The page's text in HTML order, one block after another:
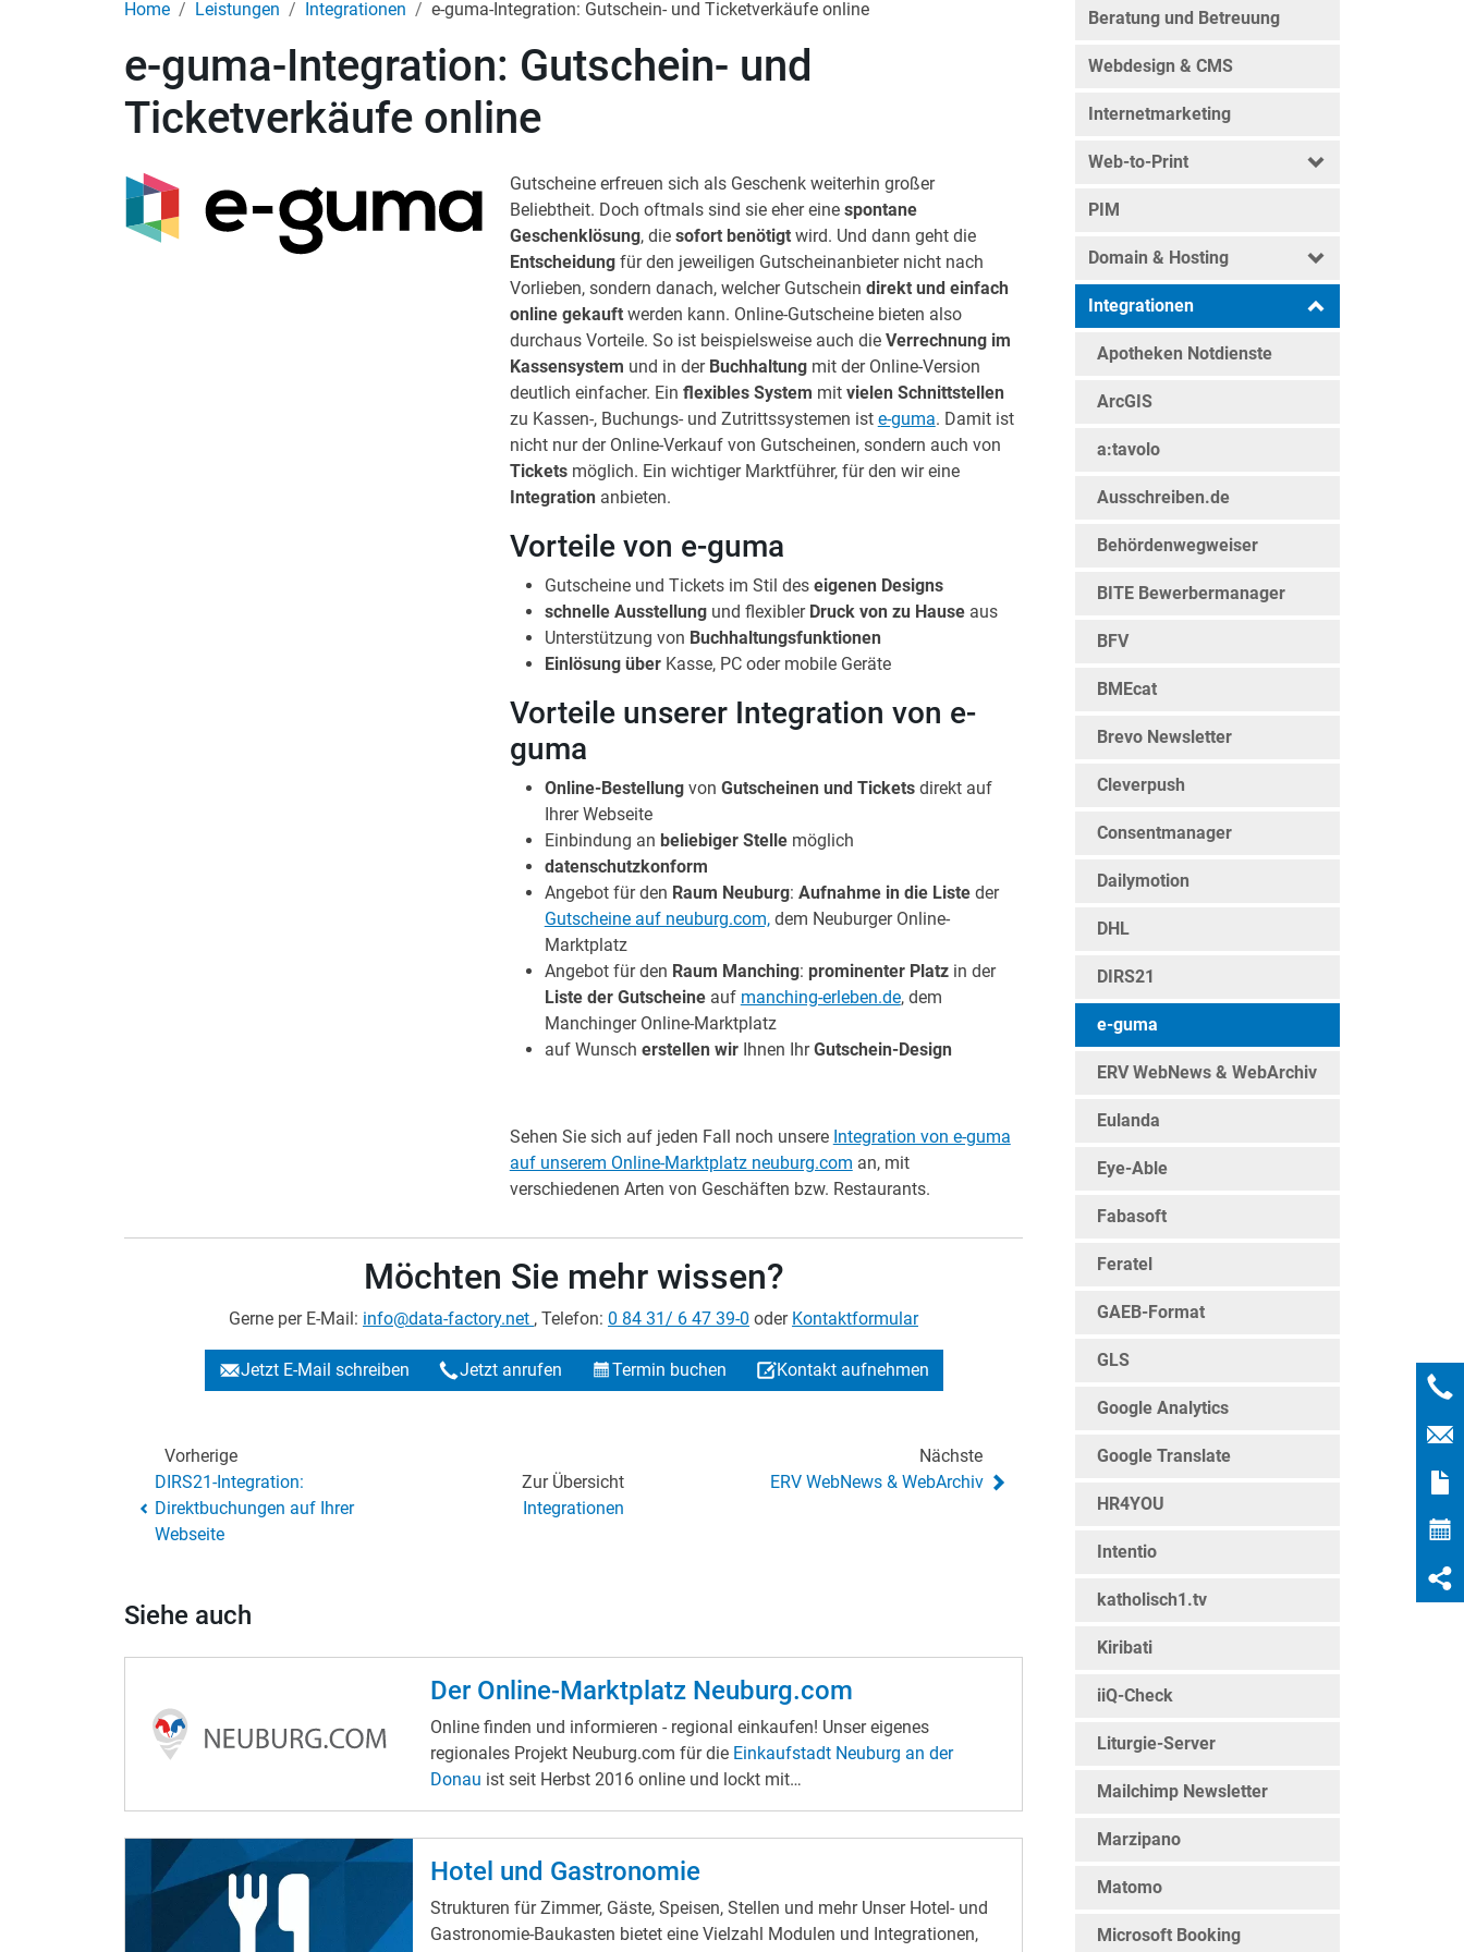
Home Leistungen Integrationen e-guma-Integration: Gutschein- und Ticketverkäufe online
e-guma-Integration: Gutschein- und
Ticketverkäufe online
Gutscheine erfreuen sich als Geschenk weiterhin großer
Beliebtheit. Doch oftmals sind sie eher einespontane
Geschenklösung, die sofort benötigtwird. Und dann geht die
Entscheidung für den jeweiligen Gutscheinanbieter nicht nach
Vorlieben, sondern danach, welcher Gutschein direkt und einfach
online gekauftwerden kann. Online-Gutscheine bieten also
durchaus Vorteile. So ist beispielsweise auch die Verrechnung im
Kassensystem und in der Buchhaltung mit der Online-Version
deutlich einfacher. Ein flexibles System mitvielen Schnittstellen
zu Kassen-, Buchungs- und Zutrittssystemen ist e-guma. Damit ist
nicht nur der Online-Verkauf von Gutscheinen, sondern auch von
Tickets möglich. Ein wichtiger Marktführer, für den wir eine
Integration anbieten.
Vorteile von e-guma
Gutscheine und Tickets im Stil des eigenen Designs
schnelle Ausstellungund flexibler Druck von zu Hauseaus
Unterstützung von Buchhaltungsfunktionen
Einlösung überKasse, PC oder mobile Geräte
Vorteile unserer Integration von e-
guma
Online-Bestellungvon Gutscheinen und Ticketsdirekt auf
Ihrer Webseite
Einbindung an beliebiger Stellemöglich
datenschutzkonform
Angebot für den Raum Neuburg: Aufnahme in die Listeder
Gutscheine auf neuburg.com,dem Neuburger Online-
Marktplatz
Angebot für den Raum Manching: prominenter Platzin der
Liste der Gutscheineauf manching-erleben.de, dem
Manchinger Online-Marktplatz
auf Wunsch erstellen wirIhnen IhrGutschein-Design
Sehen Sie sich auf jeden Fall noch unsere Integration von e-guma
auf unserem Online-Marktplatz neuburg.com an, mit
verschiedenen Arten von Geschäften bzw. Restaurants.
Möchten Sie mehr wissen?
Gerne per E-Mail: info@data-factory.net , Telefon: 0 84 31/ 6 47 39-0 oder Kontaktformular
Jetzt E-Mail schreiben Jetzt anrufen Termin buchen Kontakt aufnehmen
Vorherige
DIRS21-Integration:
Direktbuchungen auf Ihrer
Webseite
Zur Übersicht
Integrationen
Nächste
ERV WebNews & WebArchiv
Siehe auch
Der Online-Marktplatz Neuburg.com
Online finden und informieren - regional einkaufen! Unser eigenes
regionales Projekt Neuburg.com für die Einkaufstadt Neuburg an der
Donau ist seit Herbst 2016 online und lockt mit
interessantenAngebotenundNews. Der Online-
einer Vielzahl von
Premium Einträgen
eröffnet haben. Mit ein paar Klicks können die Geschäfte mit
ihrenProduktgruppen, regionalen Markenund Kompetenzen aus Neuburg
leicht gefunden werden. Auf der Suche nach einem speziellen Produkt
Hotel und Gastronomie
Strukturen für Zimmer, Gäste, Speisen, Stellen und mehr Unser Hotel- und
Gastronomie-Baukasten bietet eine Vielzahl Modulen und Integrationen,
Beratung und Betreuung
Webdesign & CMS
Internetmarketing
Web-to-Print
PIM
Domain & Hosting
Integrationen
Apotheken Notdienste
ArcGIS
a:tavolo
Ausschreiben.de
Behördenwegweiser
BITE Bewerbermanager
BFV
BMEcat
Brevo Newsletter
Cleverpush
Consentmanager
Dailymotion
DHL
DIRS21
e-guma
ERV WebNews & WebArchiv
Eulanda
Eye-Able
Fabasoft
Feratel
GAEB-Format
GLS
Google Analytics
Google Translate
HR4YOU
Intentio
katholisch1.tv
Kiribati
iiQ-Check
Liturgie-Server
Mailchimp Newsletter
Marzipano
Matomo
Microsoft Booking